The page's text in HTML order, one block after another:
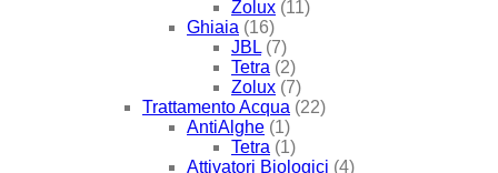
Zolux (11)
Ghiaia (16)
JBL (7)
Tetra (2)
Zolux (7)
Trattamento Acqua (22)
AntiAlghe (1)
Tetra (1)
Attivatori Biologici (4)